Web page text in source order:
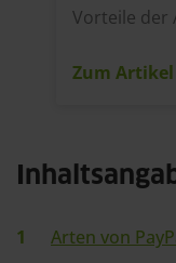
Vorteile der
Zum Artikel
Arten von